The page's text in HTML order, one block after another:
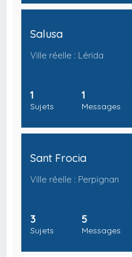
Salusa
Ville réelle : Lérida
1
Sujets
1
Messages
Sant Frocia
Ville réelle : Perpignan
3
Sujets
5
Messages